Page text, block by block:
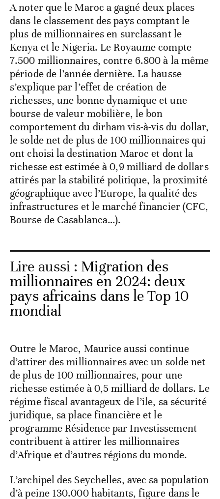
A noter que le Maroc a gagné deux places
dans le classement des pays comptant le
plus de millionnaires en surclassant le
Kenya et le Nigeria. Le Royaume compte
7.500 millionnaires, contre 6.800 à la même
période de l’année dernière. La hausse
s’explique par l’effet de création de
richesses, une bonne dynamique et une
bourse de valeur mobilière, le bon
comportement du dirham vis-à-vis du dollar,
le solde net de plus de 100 millionnaires qui
ont choisi la destination Maroc et dont la
richesse est estimée à 0,9 milliard de dollars
attirés par la stabilité politique, la proximité
géographique avec l’Europe, la qualité des
infrastructures et le marché financier (CFC,
Bourse de Casablanca…).
Lire aussi : Migration des
millionnaires en 2024: deux
pays africains dans le Top 10
mondial
Outre le Maroc, Maurice aussi continue
d’attirer des millionnaires avec un solde net
de plus de 100 millionnaires, pour une
richesse estimée à 0,5 milliard de dollars. Le
régime fiscal avantageux de l’ile, sa sécurité
juridique, sa place financière et le
programme Résidence par Investissement
contribuent à attirer les millionnaires
d’Afrique et d’autres régions du monde.
L’archipel des Seychelles, avec sa population
d’à peine 130.000 habitants, figure dans le